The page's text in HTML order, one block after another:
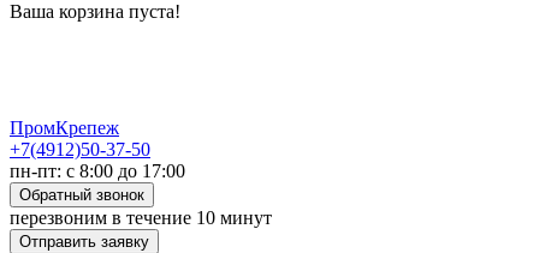
Ваша корзина пуста!
ПромКрепеж
+7(4912)50-37-50
пн-пт: с 8:00 до 17:00
Обратный звонок
перезвоним в течение 10 минут
Отправить заявку